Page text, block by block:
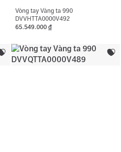
Vòng tay Vàng ta 990
DVVHTTA0000V492
65.549.000 đ